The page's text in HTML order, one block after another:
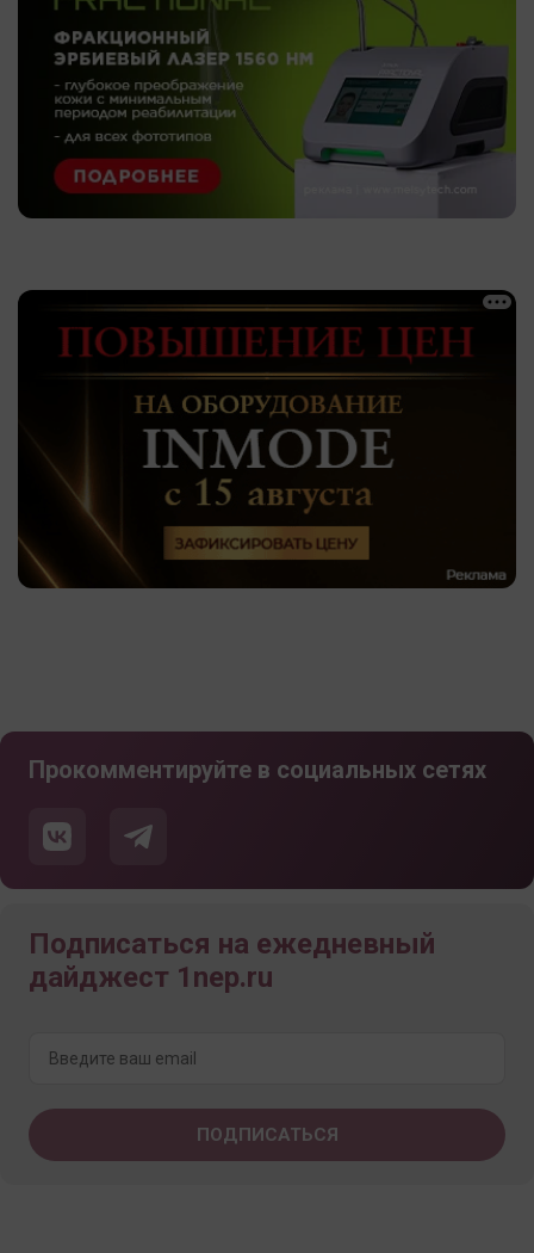
Прокомментируйте в социальных сетях
Подписаться на ежедневный
дайджест 1nep.ru